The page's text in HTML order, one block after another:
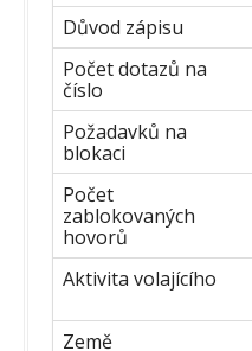
Důvod zápisu
Počet dotazů na
číslo
Požadavků na
blokaci
Počet
zablokovaných
hovorů
Aktivita volajícího
Země